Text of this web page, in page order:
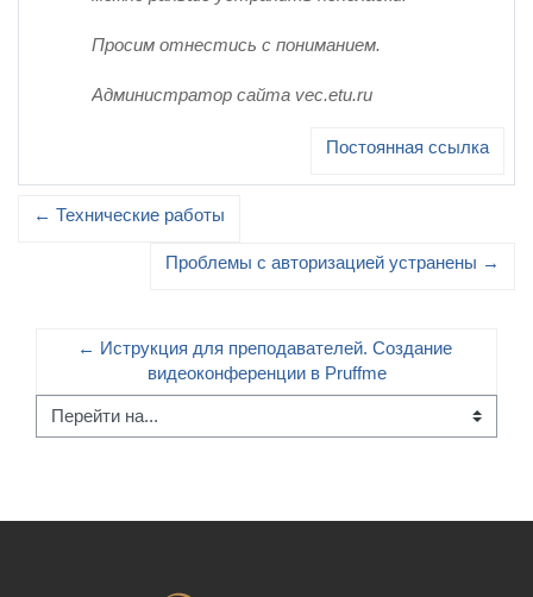
Просим отнестись с пониманием.
Администратор сайта vec.etu.ru
Постоянная ссылка
← Технические работы
Проблемы с авторизацией устранены →
← Иструкция для преподавателей. Создание
видеоконференции в Pruffme
Перейти на...